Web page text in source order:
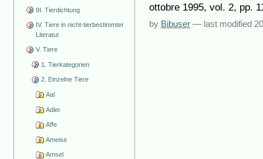
III. Tierdichtung
IV. Tiere in nicht-tierbestimmter
Literatur
V. Tiere
1. Tierkategorien
2. Einzelne Tiere
Aal
Adler
Affe
Ameise
Amsel
ottobre 1995, vol. 2, pp.
by Bibuser — last modified